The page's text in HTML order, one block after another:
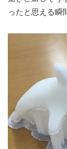
ったと思える瞬